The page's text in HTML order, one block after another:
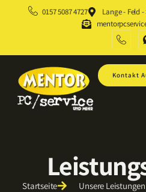
0157 5087 4727
Lange - Feld
Kontakt
Startseite Unsere Leistungen